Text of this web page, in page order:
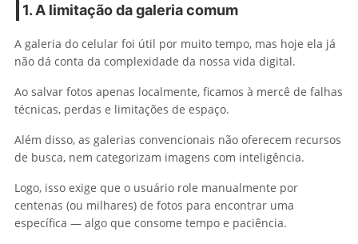
1. A limitação da galeria comum
A galeria do celular foi útil por muito tempo, mas hoje ela já
não dá conta da complexidade da nossa vida digital.
Ao salvar fotos apenas localmente, ficamos à mercê de falhas
técnicas, perdas e limitações de espaço.
Além disso, as galerias convencionais não oferecem recursos
de busca, nem categorizam imagens com inteligência.
Logo, isso exige que o usuário role manualmente por
centenas (ou milhares) de fotos para encontrar uma
específica — algo que consome tempo e paciência.